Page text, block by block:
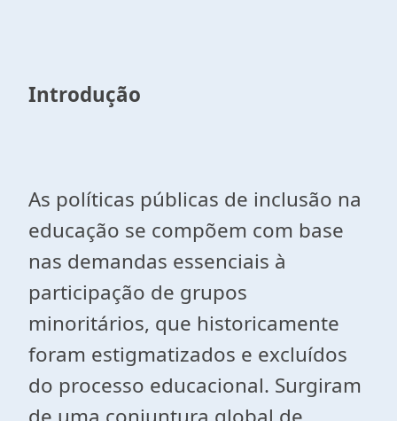
Introdução
As políticas públicas de inclusão na
educação se compõem com base
nas demandas essenciais à
participação de grupos
minoritários, que historicamente
foram estigmatizados e excluídos
do processo educacional. Surgiram